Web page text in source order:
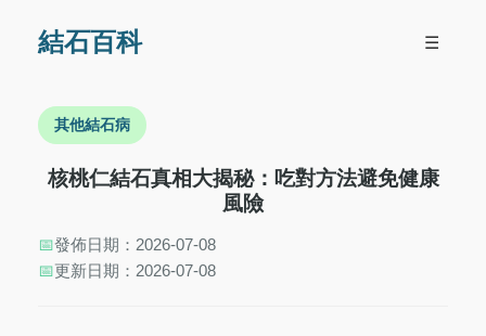
結石百科 ☰
其他結石病
核桃仁結石真相大揭秘：吃對方法避免健康
風險
📅發佈日期：2026-07-08
📅更新日期：2026-07-08